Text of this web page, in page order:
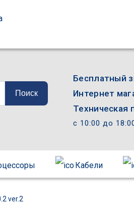
Бесплатный
Интернет
Техническая
с 10:00 до
Поиск
Кабели
ver.2